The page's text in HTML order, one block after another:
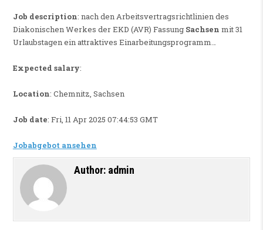
Job description: nach den Arbeitsvertragsrichtlinien des
Diakonischen Werkes der EKD (AVR) Fassung Sachsen mit 31
Urlaubstagen ein attraktives Einarbeitungsprogramm…
Expected salary:
Location: Chemnitz, Sachsen
Job date: Fri, 11 Apr 2025 07:44:53 GMT
Jobabgebot ansehen
Author: admin